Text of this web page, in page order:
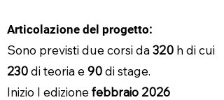
Articolazione del progetto:
Sono previsti due corsi da320 h di cui
230di teoria e 90di stage.
Inizio I edizione febbraio 2026